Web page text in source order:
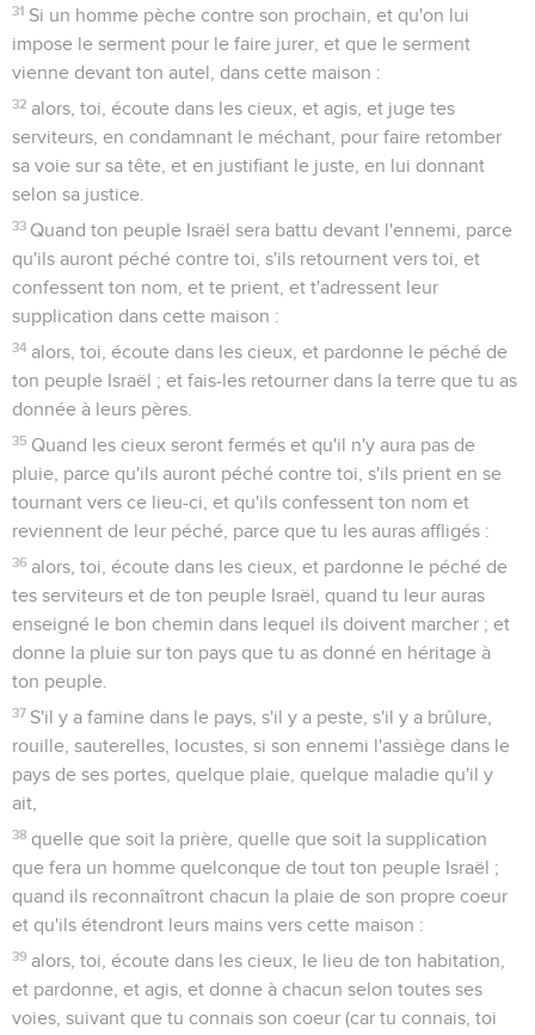
31 Si un homme pèche contre son prochain, et qu'on lui
impose le serment pour le faire jurer, et que le serment
vienne devant ton autel, dans cette maison :
32 alors, toi, écoute dans les cieux, et agis, et juge tes
serviteurs, en condamnant le méchant, pour faire retomber
sa voie sur sa tête, et en justifiant le juste, en lui donnant
selon sa justice.
33 Quand ton peuple Israël sera battu devant l'ennemi, parce
qu'ils auront péché contre toi, s'ils retournent vers toi, et
confessent ton nom, et te prient, et t'adressent leur
supplication dans cette maison :
34 alors, toi, écoute dans les cieux, et pardonne le péché de
ton peuple Israël ; et fais-les retourner dans la terre que tu as
donnée à leurs pères.
35 Quand les cieux seront fermés et qu'il n'y aura pas de
pluie, parce qu'ils auront péché contre toi, s'ils prient en se
tournant vers ce lieu-ci, et qu'ils confessent ton nom et
reviennent de leur péché, parce que tu les auras affligés :
36 alors, toi, écoute dans les cieux, et pardonne le péché de
tes serviteurs et de ton peuple Israël, quand tu leur auras
enseigné le bon chemin dans lequel ils doivent marcher ; et
donne la pluie sur ton pays que tu as donné en héritage à
ton peuple.
37 S'il y a famine dans le pays, s'il y a peste, s'il y a brûlure,
rouille, sauterelles, locustes, si son ennemi l'assiège dans le
pays de ses portes, quelque plaie, quelque maladie qu'il y
ait,
38 quelle que soit la prière, quelle que soit la supplication
que fera un homme quelconque de tout ton peuple Israël ;
quand ils reconnaîtront chacun la plaie de son propre coeur
et qu'ils étendront leurs mains vers cette maison :
39 alors, toi, écoute dans les cieux, le lieu de ton habitation,
et pardonne, et agis, et donne à chacun selon toutes ses
voies, suivant que tu connais son coeur (car tu connais, toi